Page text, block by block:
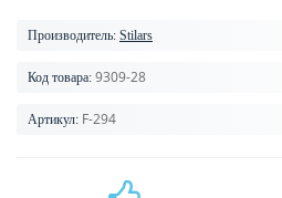
Производитель: Stilars
Код товара: 9309-28
Артикул: F-294